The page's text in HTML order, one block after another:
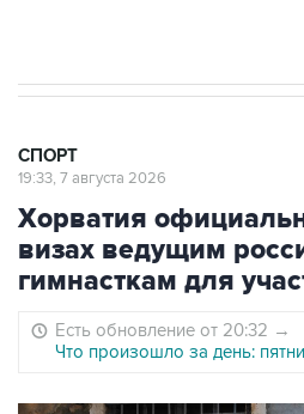
СПОРТ
19:33, 7 августа 2026
Хорватия
визах ведущим
гимнасткам для
Есть обновление от 20:32 →
Что произошло за день: